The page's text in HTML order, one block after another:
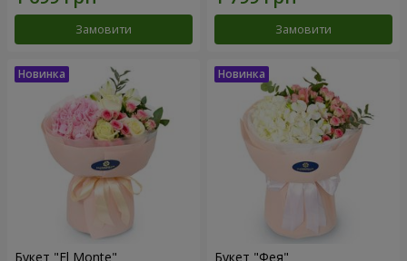
Замовити Замовити
Букет "El Monte" Букет "Фея"